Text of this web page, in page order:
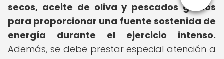
secos, aceite de oliva y pescados grasos
para proporcionar una fuente sostenida de
energía durante el ejercicio intenso.
Además, se debe prestar especial atención a